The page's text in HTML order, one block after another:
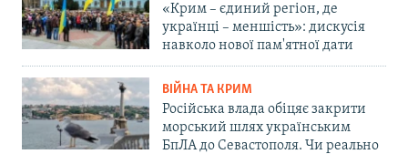
«Крим – єдиний регіон, де
українці – меншість»: дискусія
навколо нової пам'ятної дати
ВІЙНА ТА КРИМ
Російська влада обіцяє закрити
морський шлях українським
БпЛА до Севастополя. Чи реально